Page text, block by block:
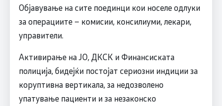
Објавување на сите поединци кои носеле одлуки
за операциите – комисии, консилиуми, лекари,
управители.
Активирање на ЈО, ДКСК и Финансиската
полиција, бидејќи постојат сериозни индиции за
коруптивна вертикала, за недозволено
упатување пациенти и за незаконско